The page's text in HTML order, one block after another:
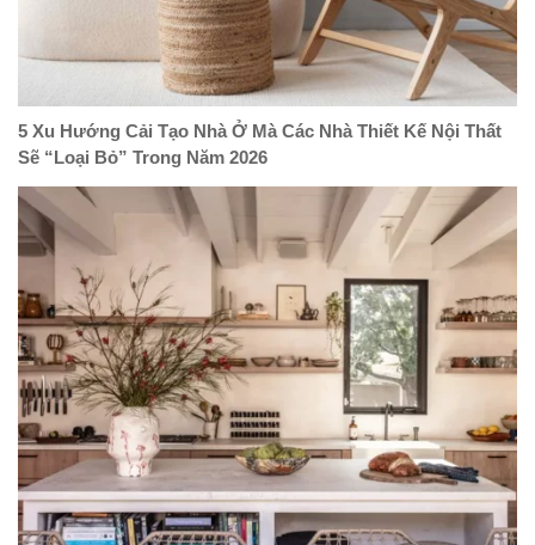
5 Xu Hướng Cải Tạo Nhà Ở Mà Các Nhà Thiết Kế Nội Thất
Sẽ “Loại Bỏ” Trong Năm 2026